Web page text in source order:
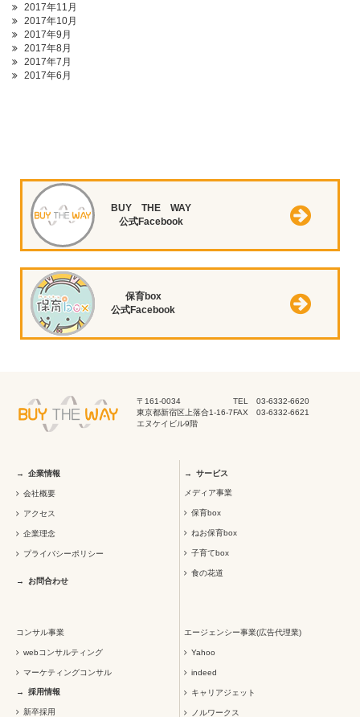
2017年11月
2017年10月
2017年9月
2017年8月
2017年7月
2017年6月
BUY THE WAY
公式Facebook
保育box
公式Facebook
〒161-0034
東京都新宿区上落合1-16-7
エヌケイビル9階
TEL 03-6332-6620
FAX 03-6332-6621
企業情報
会社概要
アクセス
企業理念
プライバシーポリシー
お問合わせ
サービス
メディア事業
保育box
ねお保育box
子育てbox
食の花道
コンサル事業
webコンサルティング
マーケティングコンサル
エージェンシー事業(広告代理業)
Yahoo
indeed
キャリアジェット
ノルワークス
採用情報
新卒採用